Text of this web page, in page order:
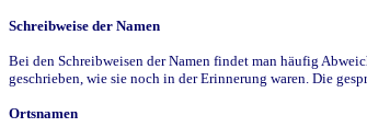
Schreibweise der Namen
Bei den Schreibweisen der Namen findet man häufig
geschrieben, wie sie noch in der Erinnerung waren. Die
Ortsnamen